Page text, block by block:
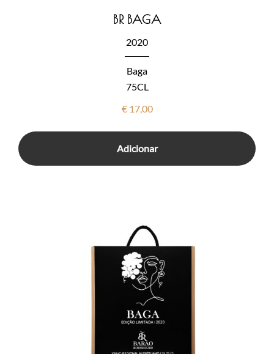
BR BAGA
2020
Baga
75CL
€17,00
Adicionar